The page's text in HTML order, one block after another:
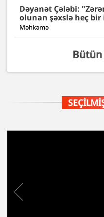
Dəyanət Çələbi:
olunan şəxslə heç
Məhkəmə